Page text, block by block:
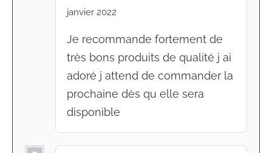
janvier 2022
Je recommande fortement de
très bons produits de qualité j ai
adoré j attend de commander la
prochaine dès qu elle sera
disponible